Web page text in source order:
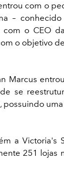
com o
–
o CEO
o objetivo
Marcus
se
a Victoria's
251 lojas